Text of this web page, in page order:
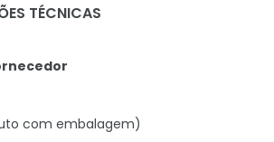
TÉCNICAS
com embalagem)